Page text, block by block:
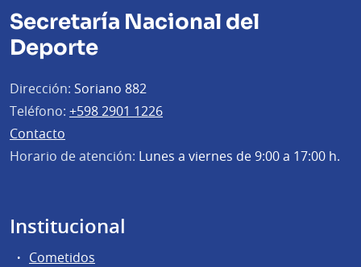
Secretaría Nacional del
Deporte
Dirección: Soriano 882
Teléfono: +598 2901 1226
Contacto
Horario de atención: Lunes a viernes de 9:00 a 17:00 h.
Institucional
Cometidos